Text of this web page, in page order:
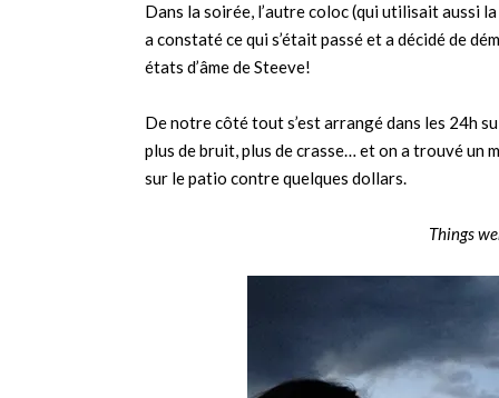
Dans la soirée, l’autre coloc (qui utilisait aussi
a constaté ce qui s’était passé et a décidé de
états d’âme de Steeve!
De notre côté tout s’est arrangé dans les 24h
plus de bruit, plus de crasse… et on a trouvé un
sur le patio contre quelques dollars.
Things